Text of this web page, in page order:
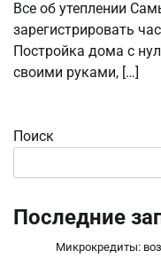
Все об утеплении
зарегистрировать
Постройка дома с
своими руками, […]
Поиск
Последние
Микрокредиты: